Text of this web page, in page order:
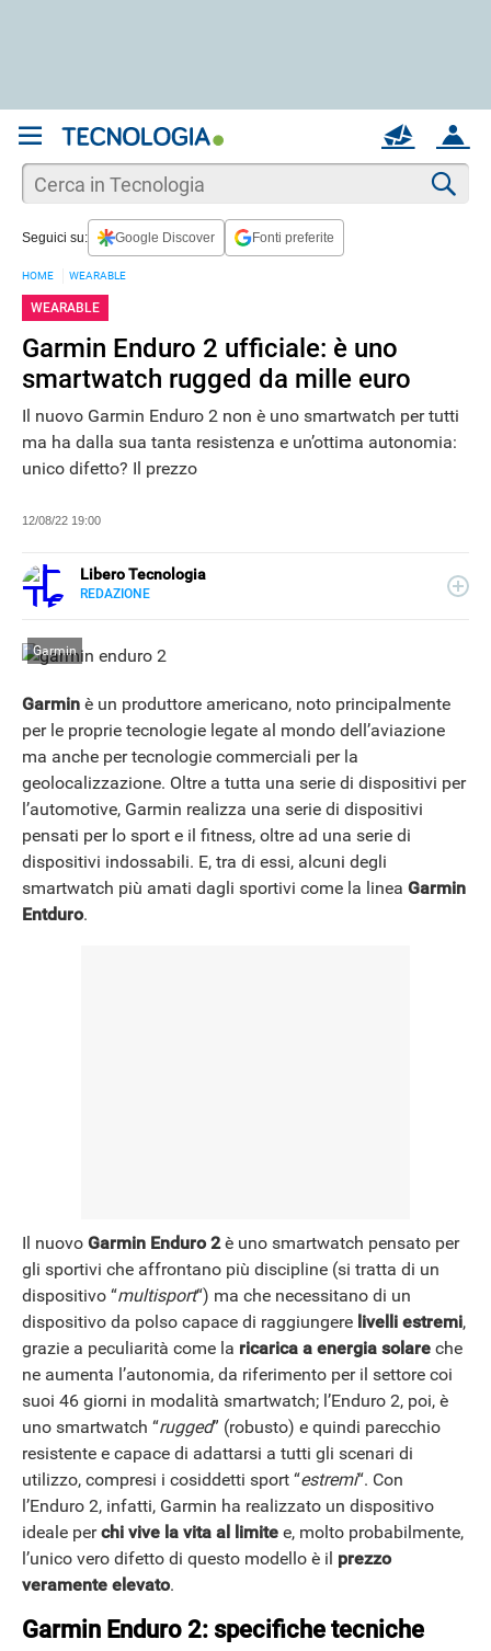
ACCOUNT
MAIL
Seguici su: Google Discover Fonti preferite
HOME WEARABLE
WEARABLE
Garmin Enduro 2 ufficiale: è uno
smartwatch rugged da mille euro
Il nuovo Garmin Enduro 2 non è uno smartwatch per tutti
ma ha dalla sua tanta resistenza e un’ottima autonomia:
unico difetto? Il prezzo
12/08/22 19:00
Libero Tecnologia
REDAZIONE
tutorial, per un pubblico di principianti e di esperti, di
articoli sul mondo Android e Apple, app e social, audio e
video, smartphone e wearable, domotica e gadget.
Garmin
Garmin è un produttore americano, noto principalmente
per le proprie tecnologie legate al mondo dell’aviazione
ma anche per tecnologie commerciali per la
geolocalizzazione. Oltre a tutta una serie di dispositivi per
l’automotive, Garmin realizza una serie di dispositivi
pensati per lo sport e il fitness, oltre ad una serie di
dispositivi indossabili. E, tra di essi, alcuni degli
smartwatch più amati dagli sportivi come la linea Garmin
Entduro.
Il nuovo Garmin Enduro 2è uno smartwatch pensato per
gli sportivi che affrontano più discipline (si tratta di un
dispositivo “multisport“) ma che necessitano di un
dispositivo da polso capace di raggiungere livelli estremi,
grazie a peculiarità come la ricarica a energia solare che
ne aumenta l’autonomia, da riferimento per il settore coi
suoi 46 giorni in modalità smartwatch; l’Enduro 2, poi, è
uno smartwatch “rugged” (robusto) e quindi parecchio
resistente e capace di adattarsi a tutti gli scenari di
utilizzo, compresi i cosiddetti sport “estremi“. Con
l’Enduro 2, infatti, Garmin ha realizzato un dispositivo
ideale perchi vive la vita al limite e, molto probabilmente,
l’unico vero difetto di questo modello è il prezzo
veramente elevato.
Garmin Enduro 2: specifiche tecniche